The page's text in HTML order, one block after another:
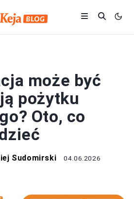
może być
pożytku
Oto, co
Sudomirski 04.06.2026